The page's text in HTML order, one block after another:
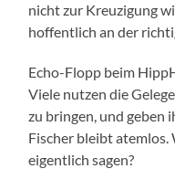
nicht zur Kreuzigung
hoffentlich an der
Echo-Flopp beim
Viele nutzen die
zu bringen, und geben
Fischer bleibt atemlos.
eigentlich sagen?